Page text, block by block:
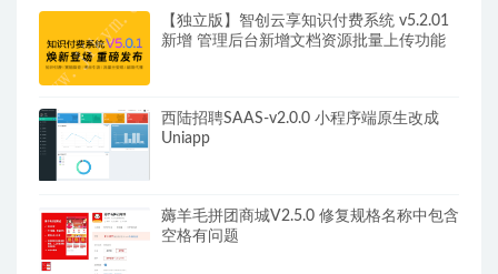
【独立版】智创云享知识付费系统 v5.2.01
新增 管理后台新增文档资源批量上传功能
西陆招聘SAAS-v2.0.0 小程序端原生改成
Uniapp
薅羊毛拼团商城V2.5.0 修复规格名称中包含
空格有问题